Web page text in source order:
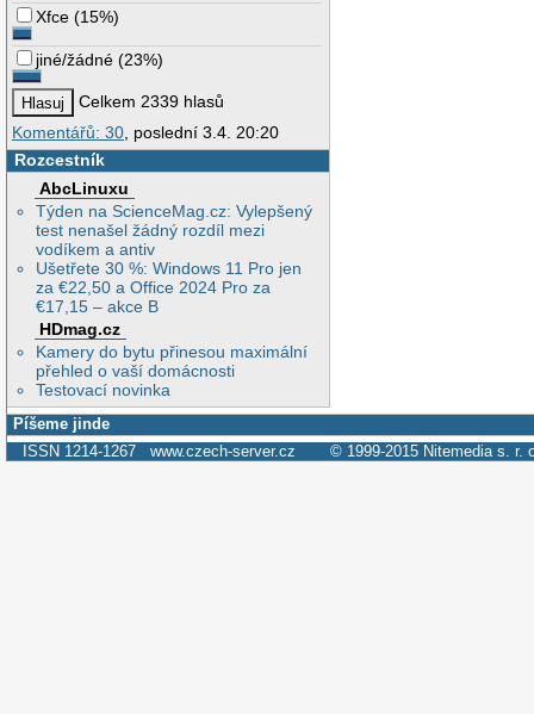
Xfce (15%)
jiné/žádné (23%)
Celkem 2339 hlasů
Komentářů: 30 , poslední 3.4. 20:20
Rozcestník
AbcLinuxu
Týden na ScienceMag.cz: Vylepšený
test nenašel žádný rozdíl mezi
vodíkem a antiv
Ušetřete 30 %: Windows 11 Pro jen
za €22,50 a Office 2024 Pro za
€17,15 – akce B
HDmag.cz
Kamery do bytu přinesou maximální
přehled o vaší domácnosti
Testovací novinka
Píšeme jinde
ISSN 1214-1267 www.czech-server.cz © 1999-2015 Nitemedia s. r.